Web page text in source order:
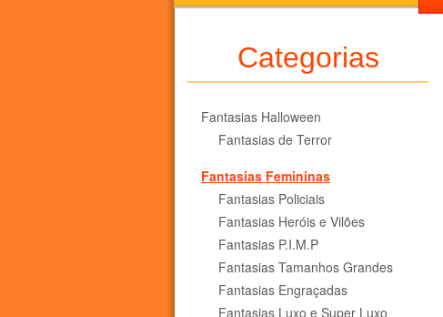
Categorias
Fantasias Halloween
Fantasias de Terror
Fantasias Femininas
Fantasias Policiais
Fantasias Heróis e Vilões
Fantasias P.I.M.P
Fantasias Tamanhos Grandes
Fantasias Engraçadas
Fantasias Luxo e Super Luxo